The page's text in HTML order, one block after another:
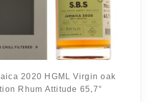
2020 HGML Virgin oak
Rhum Attitude 65,7°